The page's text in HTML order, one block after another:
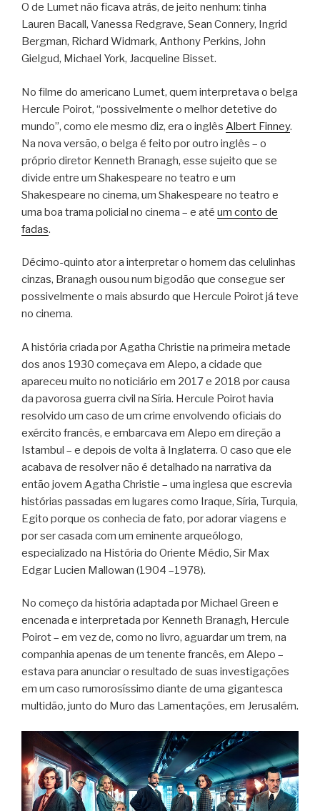
O de Lumet não ficava atrás, de jeito nenhum: tinha
Lauren Bacall, Vanessa Redgrave, Sean Connery, Ingrid
Bergman, Richard Widmark, Anthony Perkins, John
Gielgud, Michael York, Jacqueline Bisset.
No filme do americano Lumet, quem interpretava o belga
Hercule Poirot, “possivelmente o melhor detetive do
mundo”, como ele mesmo diz, era o inglês Albert Finney.
Na nova versão, o belga é feito por outro inglês – o
próprio diretor Kenneth Branagh, esse sujeito que se
divide entre um Shakespeare no teatro e um
Shakespeare no cinema, um Shakespeare no teatro e
uma boa trama policial no cinema – e até um conto de
fadas.
Décimo-quinto ator a interpretar o homem das celulinhas
cinzas, Branagh ousou num bigodão que consegue ser
possivelmente o mais absurdo que Hercule Poirot já teve
no cinema.
A história criada por Agatha Christie na primeira metade
dos anos 1930 começava em Alepo, a cidade que
apareceu muito no noticiário em 2017 e 2018 por causa
da pavorosa guerra civil na Síria. Hercule Poirot havia
resolvido um caso de um crime envolvendo oficiais do
exército francês, e embarcava em Alepo em direção a
Istambul – e depois de volta à Inglaterra. O caso que ele
acabava de resolver não é detalhado na narrativa da
então jovem Agatha Christie – uma inglesa que escrevia
histórias passadas em lugares como Iraque, Síria, Turquia,
Egito porque os conhecia de fato, por adorar viagens e
por ser casada com um eminente arqueólogo,
especializado na História do Oriente Médio, Sir Max
Edgar Lucien Mallowan (1904 –1978).
No começo da história adaptada por Michael Green e
encenada e interpretada por Kenneth Branagh, Hercule
Poirot – em vez de, como no livro, aguardar um trem, na
companhia apenas de um tenente francês, em Alepo –
estava para anunciar o resultado de suas investigações
em um caso rumorosíssimo diante de uma gigantesca
multidão, junto do Muro das Lamentações, em Jerusalém.